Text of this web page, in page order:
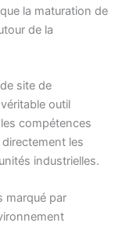
la maturation de
de la
site de
outil
compétences
les
industrielles.
marqué par